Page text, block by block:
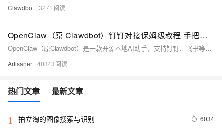
Clawdbot 3271
OpenClaw（原 Clawdbot）钉钉对接保姆级教程 手把手教你打造自己的 AI 助手
OpenClaw（原Clawdbot）是一款开源本地AI助手，支持钉钉、飞书等多平台接入。本教程手把手指导Linux下部署与钉钉机器人对接，涵盖环境配置、模型选择（如Qwen）、权限设置及调试，助你快速打造私有、安全、高权限的专属AI助理。（239字）
Artisaner 40343
热门文章 最新文章
1 拍立淘的图像搜索与识别 6034